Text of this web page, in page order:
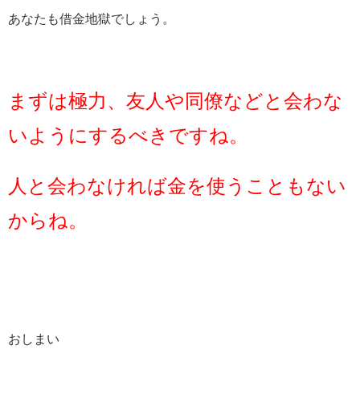
あなたも借金地獄でしょう。
まずは極力、友人や同僚などと会わな
いようにするべきですね。
人と会わなければ金を使うこともない
からね。
おしまい